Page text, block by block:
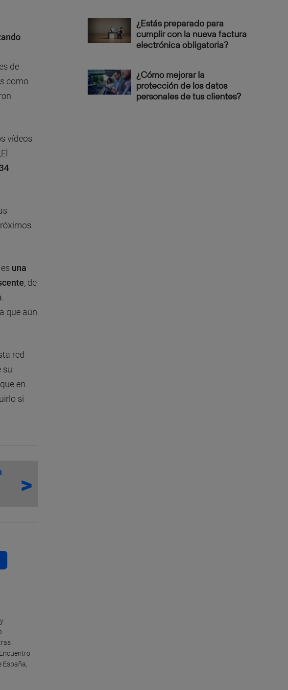
de
como
vídeos
una
, de
que aún
red
su
en
si
España,
¿Estás preparado para
cumplir con la nueva factura
electrónica obligatoria?
¿Cómo mejorar la
protección de los datos
personales de tus clientes?